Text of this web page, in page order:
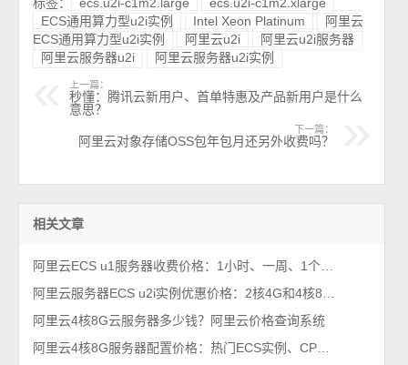
ECS通用算力型u2i实例
Intel Xeon Platinum
阿里云
ECS通用算力型u2i实例
阿里云u2i
阿里云u2i服务器
阿里云服务器u2i
阿里云服务器u2i实例
上一篇：
秒懂：腾讯云新用户、首单特惠及产品新用户是什么
意思？
下一篇：
阿里云对象存储OSS包年包月还另外收费吗？
相关文章
阿里云4核8G云服务器多少钱？阿里云价格查询系统